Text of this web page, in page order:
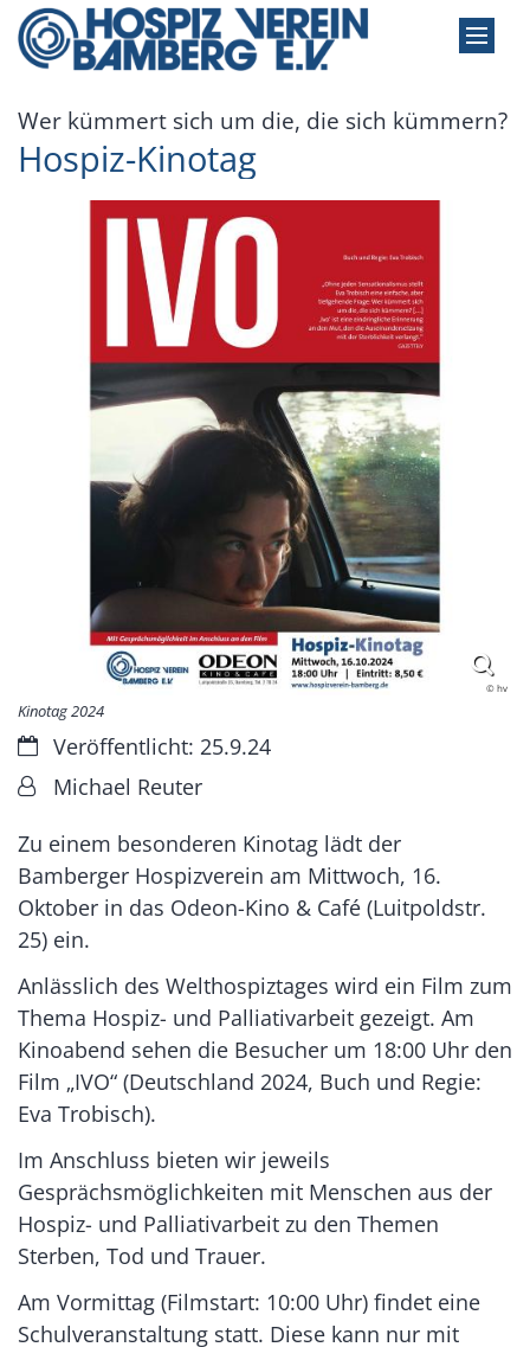
Zum Inhalt springen
Wer kümmert sich um die, die sich kümmern?:
Hospiz-Kinotag
© hv
Kinotag 2024
Datum:Veröffentlicht: 25.9.24
Von:Michael Reuter
Zu einem besonderen Kinotag lädt der
Bamberger Hospizverein am Mittwoch, 16.
Oktober in das Odeon-Kino & Café (Luitpoldstr.
25) ein.
Anlässlich des Welthospiztages wird ein Film zum
Thema Hospiz- und Palliativarbeit gezeigt. Am
Kinoabend sehen die Besucher um 18:00 Uhr den
Film „IVO“ (Deutschland 2024, Buch und Regie:
Eva Trobisch).
Im Anschluss bieten wir jeweils
Gesprächsmöglichkeiten mit Menschen aus der
Hospiz- und Palliativarbeit zu den Themen
Sterben, Tod und Trauer.
Am Vormittag (Filmstart: 10:00 Uhr) findet eine
Schulveranstaltung statt. Diese kann nur mit